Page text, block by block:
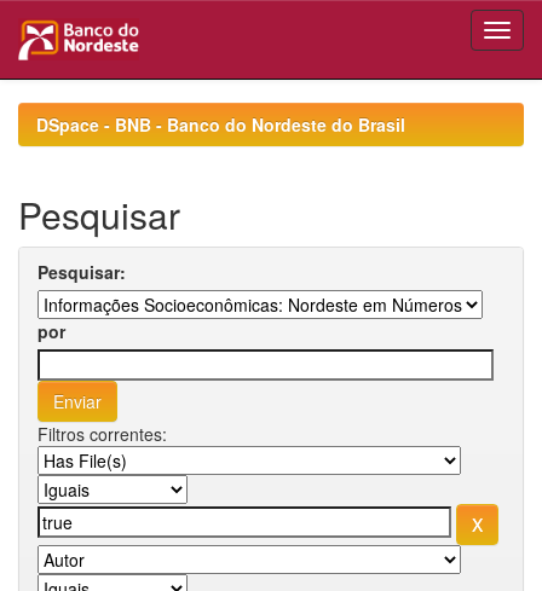
navigationDSpace - BNB - Banco do Nordeste do Brasil
Pesquisar
Pesquisar:
por
Filtros correntes: